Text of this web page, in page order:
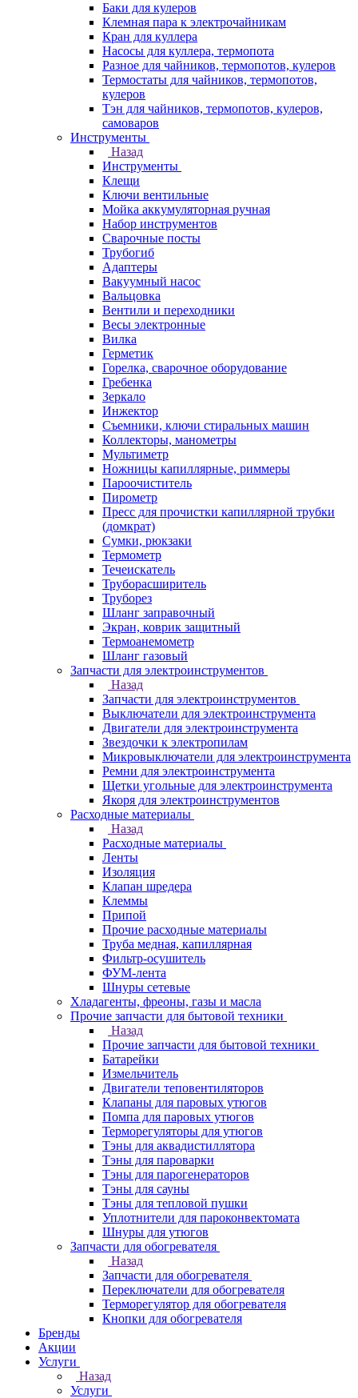
Баки для кулеров
Клемная пара к электрочайникам
Кран для куллера
Насосы для куллера, термопота
Разное для чайников, термопотов, кулеров
Термостаты для чайников, термопотов,
кулеров
Тэн для чайников, термопотов, кулеров,
самоваров
Инструменты
Назад
Инструменты
Клещи
Ключи вентильные
Мойка аккумуляторная ручная
Набор инструментов
Сварочные посты
Трубогиб
Aдаптеры
Вакуумный насос
Вальцовка
Вентили и переходники
Весы электронные
Вилка
Герметик
Горелка, сварочное оборудование
Гребенка
Зеркало
Инжектор
Съемники, ключи стиральных машин
Коллекторы, манометры
Мультиметр
Ножницы капиллярные, риммеры
Пароочиститель
Пирометр
Пресс для прочистки капиллярной трубки
(домкрат)
Сумки, рюкзаки
Термометр
Течеискатель
Труборасширитель
Труборез
Шланг заправочный
Экран, коврик защитный
Термоанемометр
Шланг газовый
Запчасти для электроинструментов
Назад
Запчасти для электроинструментов
Выключатели для электроинструмента
Двигатели для электроинструмента
Звездочки к электропилам
Микровыключатели для электроинструмента
Ремни для электроинструмента
Щетки угольные для электроинструмента
Якоря для электроинструментов
Расходные материалы
Назад
Расходные материалы
Ленты
Изоляция
Клапан шредера
Клеммы
Припой
Прочие расходные материалы
Труба медная, капиллярная
Фильтр-осушитель
ФУМ-лента
Шнуры сетевые
Хладагенты, фреоны, газы и масла
Прочие запчасти для бытовой техники
Назад
Прочие запчасти для бытовой техники
Батарейки
Измельчитель
Двигатели теповентиляторов
Клапаны для паровых утюгов
Помпа для паровых утюгов
Терморегуляторы для утюгов
Тэны для аквадистиллятора
Тэны для пароварки
Тэны для парогенераторов
Тэны для сауны
Тэны для тепловой пушки
Уплотнители для пароконвектомата
Шнуры для утюгов
Запчасти для обогревателя
Назад
Запчасти для обогревателя
Переключатели для обогревателя
Терморегулятор для обогревателя
Кнопки для обогревателя
Бренды
Акции
Услуги
Назад
Услуги